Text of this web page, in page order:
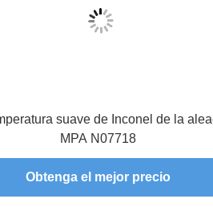
suave de Inconel de la
MPA N07718
Obtenga el mejor precio